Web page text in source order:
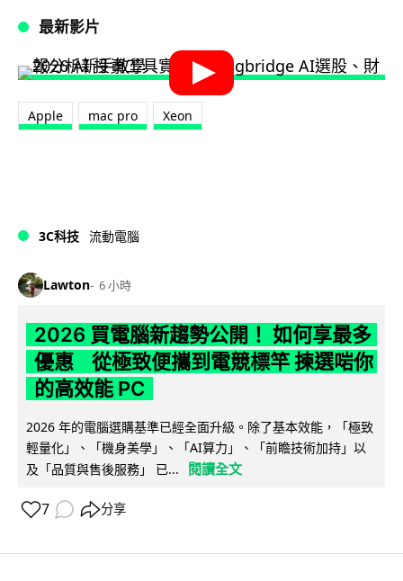
最新影片
Apple mac pro Xeon
3C科技 流動電腦
Lawton 6 小時
2026 買電腦新趨勢公開！ 如何享最多
優惠 從極致便攜到電競標竿 揀選啱你
的高效能 PC
2026 年的電腦選購基準已經全面升級。除了基本效能，「極致
輕量化」、「機身美學」、「AI算力」、「前瞻技術加持」以
及「品質與售後服務」 已...
閱讀全文
7 分享